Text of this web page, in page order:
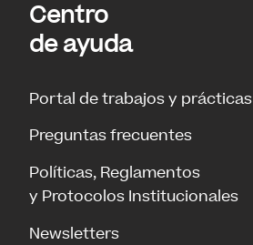
Centro
de ayuda
Portal de trabajos y prácticas
Preguntas frecuentes
Políticas, Reglamentos
y Protocolos Institucionales
Newsletters